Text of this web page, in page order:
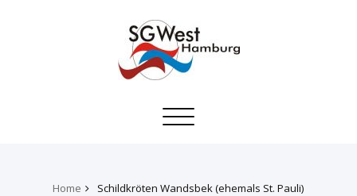
Toggle
Home Schildkröten Wandsbek (ehemals St. Pauli)